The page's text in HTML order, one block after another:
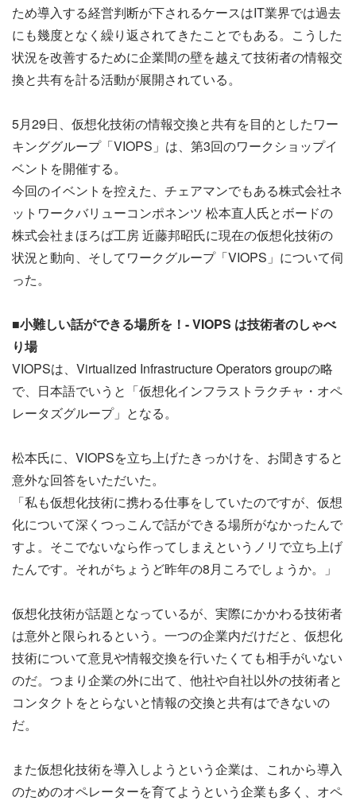
ため導入する経営判断が下されるケースはIT業界では過去
にも幾度となく繰り返されてきたことでもある。こうした
状況を改善するために企業間の壁を越えて技術者の情報交
換と共有を計る活動が展開されている。
5月29日、仮想化技術の情報交換と共有を目的としたワー
キンググループ「VIOPS」は、第3回のワークショップイ
ベントを開催する。
今回のイベントを控えた、チェアマンでもある株式会社ネ
ットワークバリューコンポネンツ 松本直人氏とボードの
株式会社まほろば工房 近藤邦昭氏に現在の仮想化技術の
状況と動向、そしてワークグループ「VIOPS」について伺
った。
■小難しい話ができる場所を！- VIOPS は技術者のしゃべ
り場
VIOPSは、Virtualized Infrastructure Operators groupの略
で、日本語でいうと「仮想化インフラストラクチャ・オペ
レータズグループ」となる。
松本氏に、VIOPSを立ち上げたきっかけを、お聞きすると
意外な回答をいただいた。
「私も仮想化技術に携わる仕事をしていたのですが、仮想
化について深くつっこんで話ができる場所がなかったんで
すよ。そこでないなら作ってしまえというノリで立ち上げ
たんです。それがちょうど昨年の8月ころでしょうか。」
仮想化技術が話題となっているが、実際にかかわる技術者
は意外と限られるという。一つの企業内だけだと、仮想化
技術について意見や情報交換を行いたくても相手がいない
のだ。つまり企業の外に出て、他社や自社以外の技術者と
コンタクトをとらないと情報の交換と共有はできないの
だ。
また仮想化技術を導入しようという企業は、これから導入
のためのオペレーターを育てようという企業も多く、オペ